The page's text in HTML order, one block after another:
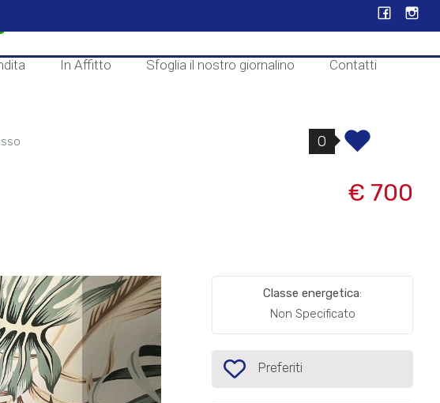
In Affitto Sfoglia il nostro giornalino Contatti
0
€ 700
Classe energetica:
Non Specificato
Preferiti: Cod. 7AA20
Preferiti